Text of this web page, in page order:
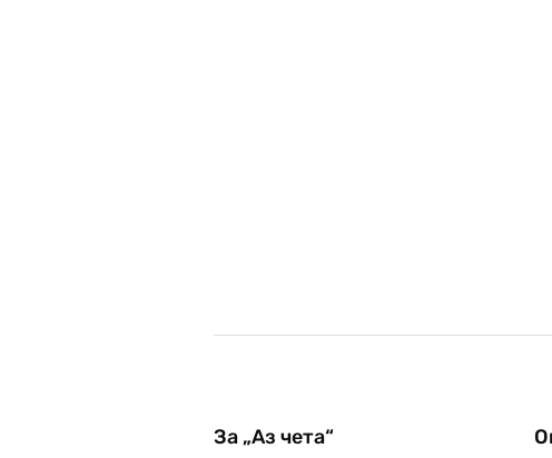
За „Аз чета“